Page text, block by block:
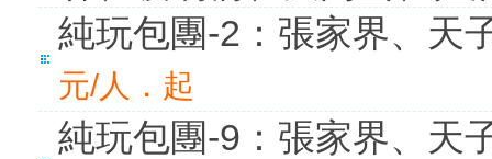
純玩包團-2：張家界、天
元/人．起
純玩包團-9：張家界、天